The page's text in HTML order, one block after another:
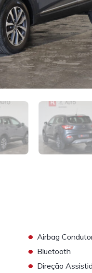
• Airbag
• Bluetooth
• Direção